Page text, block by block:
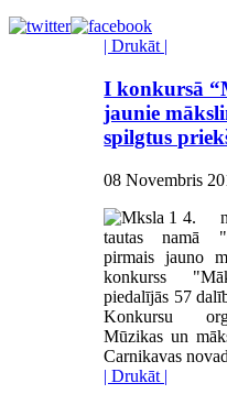
| Drukāt |
I konkursā
jaunie
spilgtus
08 Novembris
4.
tautas namā
pirmais jauno
konkurss
piedalījās 57
Konkursu
Mūzikas un
Carnikavas
| Drukāt |